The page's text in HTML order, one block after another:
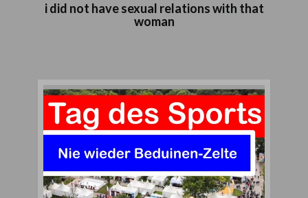
i did not have sexual relations with that
woman